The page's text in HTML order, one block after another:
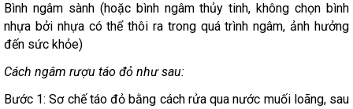
Bình ngâm sành (hoặc bình ngâm thủy tinh, không chọn bình
nhựa bởi nhựa có thể thôi ra trong quá trình ngâm, ảnh hưởng
đến sức khỏe)
Cách ngâm rượu táo đỏ như sau:
Bước 1: Sơ chế táo đỏ bằng cách rửa qua nước muối loãng, sau